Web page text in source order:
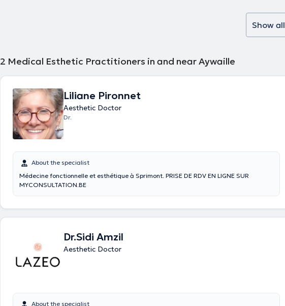
Show all
2 Medical Esthetic Practitioners in and near Aywaille
Liliane Pironnet
Aesthetic Doctor
Dr.
About the specialist
Médecine fonctionnelle et esthétique à Sprimont. PRISE DE RDV EN LIGNE SUR
MYCONSULTATION.BE
Dr.Sidi Amzil
Aesthetic Doctor
About the specialist